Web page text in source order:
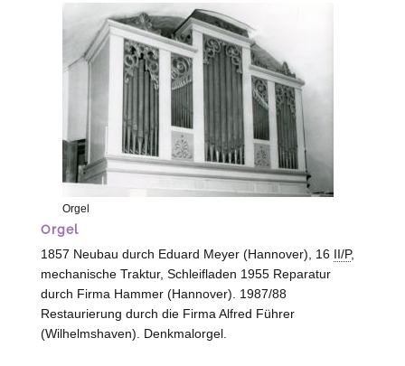
Orgel
Orgel
1857 Neubau durch Eduard Meyer (Hannover), 16 II/P,
mechanische Traktur, Schleifladen 1955 Reparatur
durch Firma Hammer (Hannover). 1987/88
Restaurierung durch die Firma Alfred Führer
(Wilhelmshaven). Denkmalorgel.